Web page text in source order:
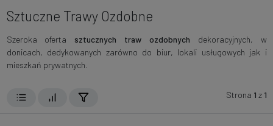
Sztuczne Trawy Ozdobne
Szeroka oferta sztucznych traw ozdobnych dekoracyjnych, w
donicach, dedykowanych zarówno do biur, lokali usługowych jak i
mieszkań prywatnych.
Strona 1 z 1